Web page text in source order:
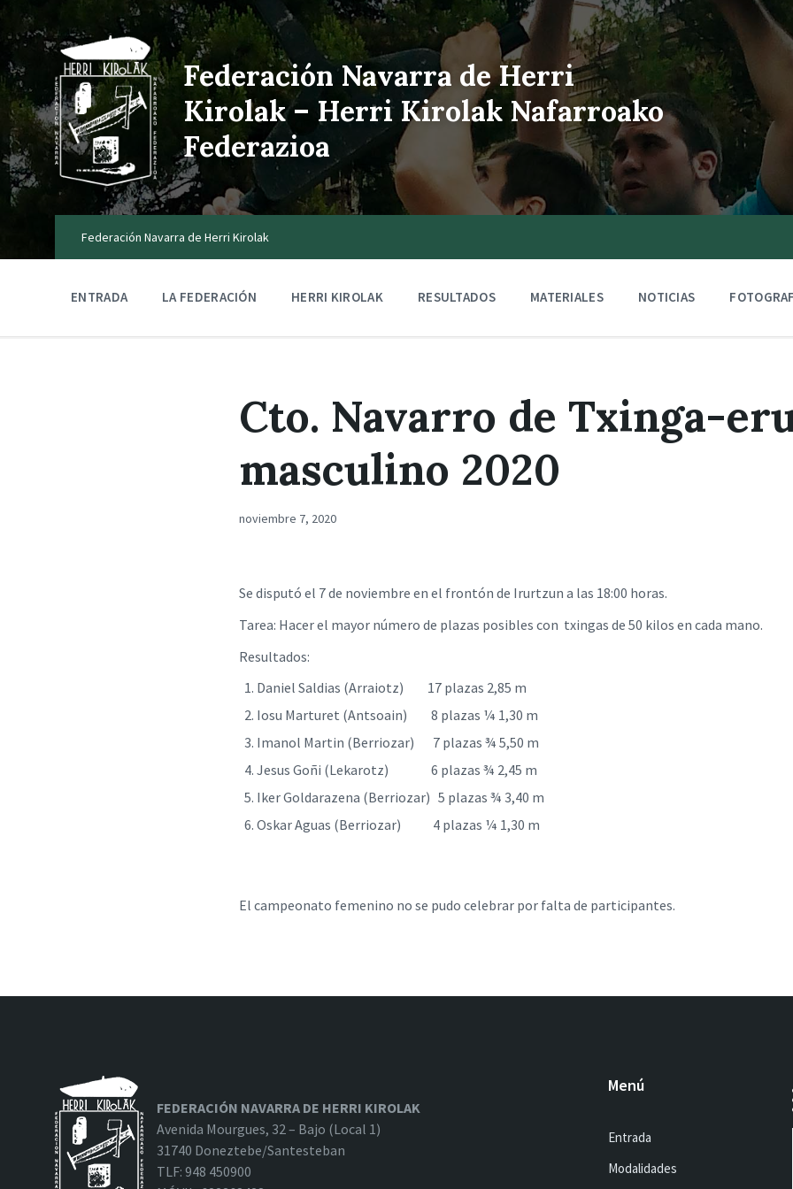
Federación Navarra de Herri
Kirolak – Herri Kirolak Nafarroako
Federazioa
Federación Navarra de Herri Kirolak
ENTRADA LA FEDERACIÓN HERRI KIROLAK RESULTADOS MATERIALES NOTICIAS
Cto. Navarro de Txinga-
masculino 2020
noviembre 7, 2020
Se disputó el 7 de noviembre en el frontón de Irurtzun a las 18:00 horas.
Tarea: Hacer el mayor número de plazas posibles con txingas de 50 kilos en cada mano.
Resultados:
Daniel Saldias (Arraiotz) 17 plazas 2,85 m
Iosu Marturet (Antsoain) 8 plazas ¼ 1,30 m
Imanol Martin (Berriozar) 7 plazas ¾ 5,50 m
Jesus Goñi (Lekarotz) 6 plazas ¾ 2,45 m
Iker Goldarazena (Berriozar) 5 plazas ¾ 3,40 m
Oskar Aguas (Berriozar) 4 plazas ¼ 1,30 m
El campeonato femenino no se pudo celebrar por falta de participantes.
FEDERACIÓN NAVARRA DE HERRI KIROLAK
Avenida Mourgues, 32 – Bajo (Local 1)
31740 Doneztebe/Santesteban
TLF: 948 450900
Menú
Entrada
Modalidades